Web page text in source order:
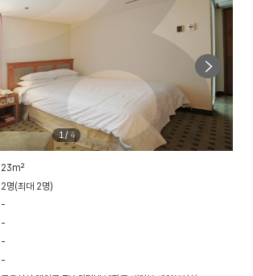
1 /4
23m²
2명(최대 2명)
-
-
-
-